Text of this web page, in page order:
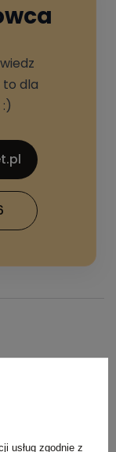
to dla
usług zgodnie z